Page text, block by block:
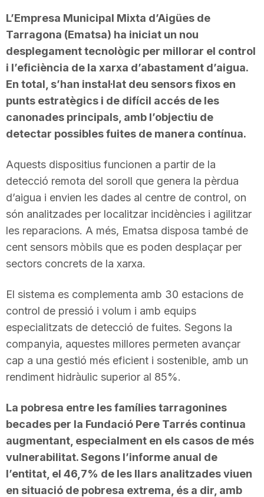
L’Empresa Municipal Mixta d’Aigües de
Tarragona (Ematsa) ha iniciat un nou
desplegament tecnològic per millorar el control
i l’eficiència de la xarxa d’abastament d’aigua.
En total, s’han instal·lat deu sensors fixos en
punts estratègics i de difícil accés de les
canonades principals, amb l’objectiu de
detectar possibles fuites de manera contínua.
Aquests dispositius funcionen a partir de la
detecció remota del soroll que genera la pèrdua
d’aigua i envien les dades al centre de control, on
són analitzades per localitzar incidències i agilitzar
les reparacions. A més, Ematsa disposa també de
cent sensors mòbils que es poden desplaçar per
sectors concrets de la xarxa.
El sistema es complementa amb 30 estacions de
control de pressió i volum i amb equips
especialitzats de detecció de fuites. Segons la
companyia, aquestes millores permeten avançar
cap a una gestió més eficient i sostenible, amb un
rendiment hidràulic superior al 85%.
La pobresa entre les famílies tarragonines
becades per la Fundació Pere Tarrés continua
augmentant, especialment en els casos de més
vulnerabilitat. Segons l’informe anual de
l’entitat, el 46,7% de les llars analitzades viuen
en situació de pobresa extrema, és a dir, amb